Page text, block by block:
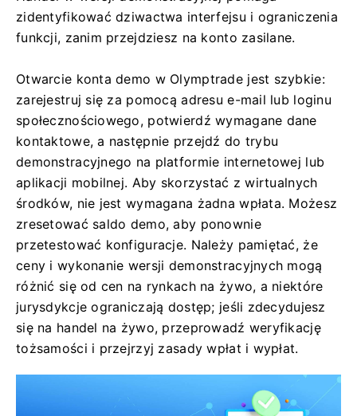
zidentyfikować dziwactwa interfejsu i ograniczenia
funkcji, zanim przejdziesz na konto zasilane.
Otwarcie konta demo w Olymptrade jest szybkie:
zarejestruj się za pomocą adresu e-mail lub loginu
społecznościowego, potwierdź wymagane dane
kontaktowe, a następnie przejdź do trybu
demonstracyjnego na platformie internetowej lub
aplikacji mobilnej. Aby skorzystać z wirtualnych
środków, nie jest wymagana żadna wpłata. Możesz
zresetować saldo demo, aby ponownie
przetestować konfiguracje. Należy pamiętać, że
ceny i wykonanie wersji demonstracyjnych mogą
różnić się od cen na rynkach na żywo, a niektóre
jurysdykcje ograniczają dostęp; jeśli zdecydujesz
się na handel na żywo, przeprowadź weryfikację
tożsamości i przejrzyj zasady wpłat i wypłat.